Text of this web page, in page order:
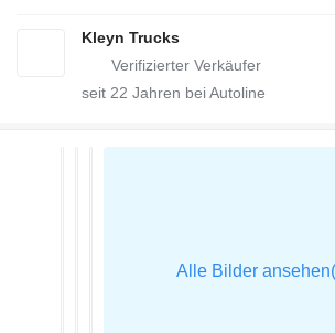
Kleyn Trucks
seit 22 Jahren bei Autoline